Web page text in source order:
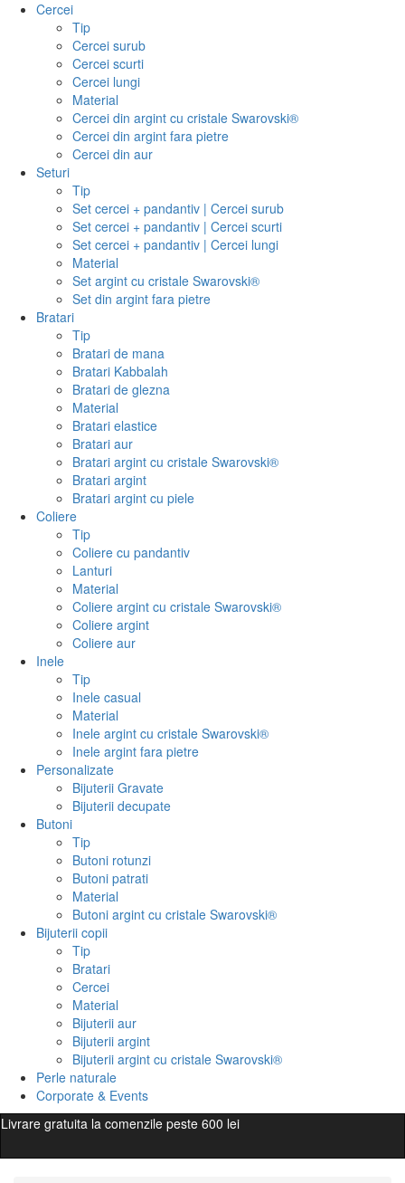
Cercei
Tip
Cercei surub
Cercei scurti
Cercei lungi
Material
Cercei din argint cu cristale Swarovski®
Cercei din argint fara pietre
Cercei din aur
Seturi
Tip
Set cercei + pandantiv | Cercei surub
Set cercei + pandantiv | Cercei scurti
Set cercei + pandantiv | Cercei lungi
Material
Set argint cu cristale Swarovski®
Set din argint fara pietre
Bratari
Tip
Bratari de mana
Bratari Kabbalah
Bratari de glezna
Material
Bratari elastice
Bratari aur
Bratari argint cu cristale Swarovski®
Bratari argint
Bratari argint cu piele
Coliere
Tip
Coliere cu pandantiv
Lanturi
Material
Coliere argint cu cristale Swarovski®
Coliere argint
Coliere aur
Inele
Tip
Inele casual
Material
Inele argint cu cristale Swarovski®
Inele argint fara pietre
Personalizate
Bijuterii Gravate
Bijuterii decupate
Butoni
Tip
Butoni rotunzi
Butoni patrati
Material
Butoni argint cu cristale Swarovski®
Bijuterii copii
Tip
Bratari
Cercei
Material
Bijuterii aur
Bijuterii argint
Bijuterii argint cu cristale Swarovski®
Perle naturale
Corporate & Events
Livrare gratuita la comenzile peste 600 lei